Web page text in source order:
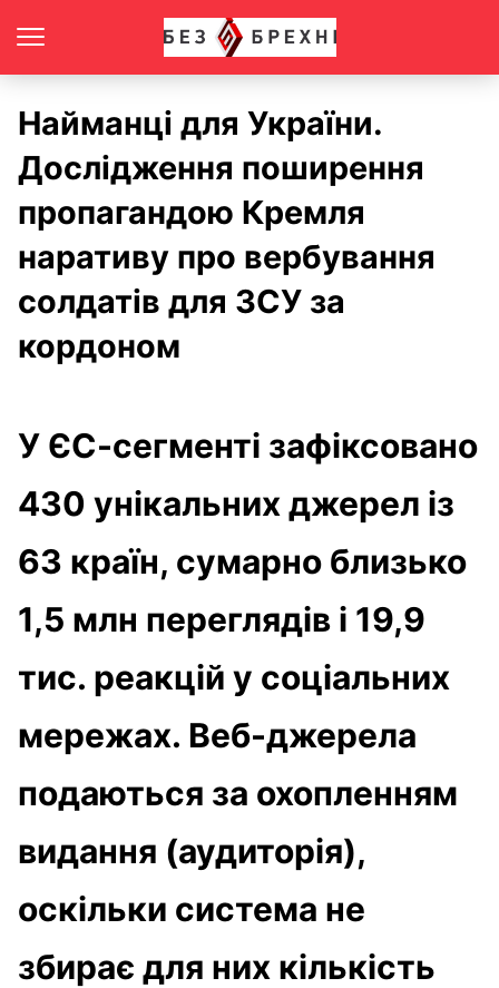
Найманці для України.
Дослідження поширення
пропагандою Кремля
наративу про вербування
солдатів для ЗСУ за
кордоном
У ЄС-сегменті зафіксовано
430 унікальних джерел із
63 країн, сумарно близько
1,5 млн переглядів і 19,9
тис. реакцій у соціальних
мережах. Веб-джерела
подаються за охопленням
видання (аудиторія),
оскільки система не
збирає для них кількість